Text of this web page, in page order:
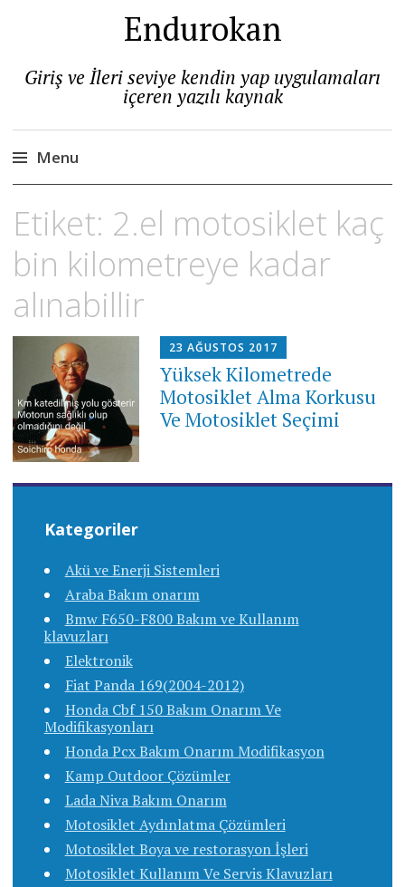
Endurokan
Giriş ve İleri seviye kendin yap uygulamaları
içeren yazılı kaynak
Menu
to
Etiket: 2.el motosiklet kaç
bin kilometreye kadar
alınabillir
23 AĞUSTOS 2017
Yüksek Kilometrede
Motosiklet Alma Korkusu
Ve Motosiklet Seçimi
Kategoriler
Akü ve Enerji Sistemleri
Araba Bakım onarım
Bmw F650-F800 Bakım ve Kullanım
klavuzları
Elektronik
Fiat Panda 169(2004-2012)
Honda Cbf 150 Bakım Onarım Ve
Modifikasyonları
Honda Pcx Bakım Onarım Modifikasyon
Kamp Outdoor Çözümler
Lada Niva Bakım Onarım
Motosiklet Aydınlatma Çözümleri
Motosiklet Boya ve restorasyon İşleri
Motosiklet Kullanım Ve Servis Klavuzları